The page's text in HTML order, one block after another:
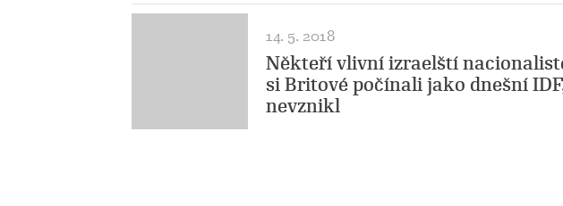
14. 5. 2018
Někteří vlivní izraelští
si Britové počínali jako dnešní
nevznikl